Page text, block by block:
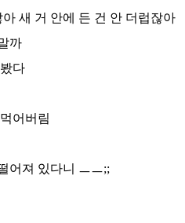
새 거 안에 든 건 안 더럽잖아
까
다
어버림
어져 있다니 ㅡㅡ;;